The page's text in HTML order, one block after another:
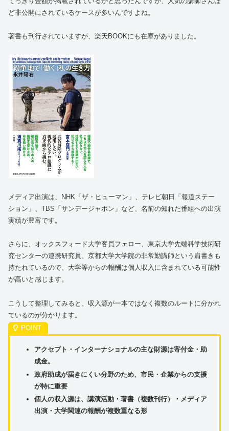
ど非公開にされているケースが多いんですよね。
著書も刊行されていますが、楽天BOOKにも在庫がありました。
メディア出演は、NHK「ザ・ヒューマン」、テレビ朝日「報道ステー
ション」、TBS「サンデージャポン」など、名前の知れた番組への出演
実績が豊富です。
さらに、オックスフォード大学客員フェロー、東京大学先端科学技術研
究センターの連携研究員、京都大学大学院の非常勤講師という肩書きも
持たれているので、大学等からの報酬は個人収入に含まれている可能性
が高いと感じます。
こうして整理してみると、収入源が一本ではなく複数のルートに分かれ
ているのが分かります。
アクセプト・インターナショナルの主な財源は寄付金・助
成金。
政府助成が届きにくい分野のため、市民・企業からの支援
が特に重要
個人の収入源は、講演活動・著書（複数刊行）・メディア
出演・大学関連の報酬が複数重なる形